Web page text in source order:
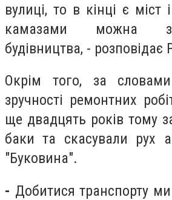
вулиці, то в кінці є міст
камазами можна
будівництва, -
Окрім того, за
зручності ремонтних
ще двадцять років тому
баки та скасували рух
"Буковина".
- Добитися транспорту